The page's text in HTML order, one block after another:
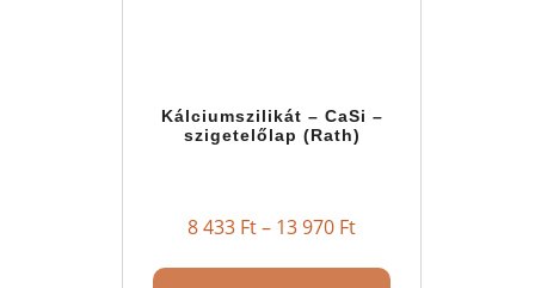
Kálciumszilikát – CaSi –
szigetelőlap (Rath)
8 433 Ft– 13 970 Ft